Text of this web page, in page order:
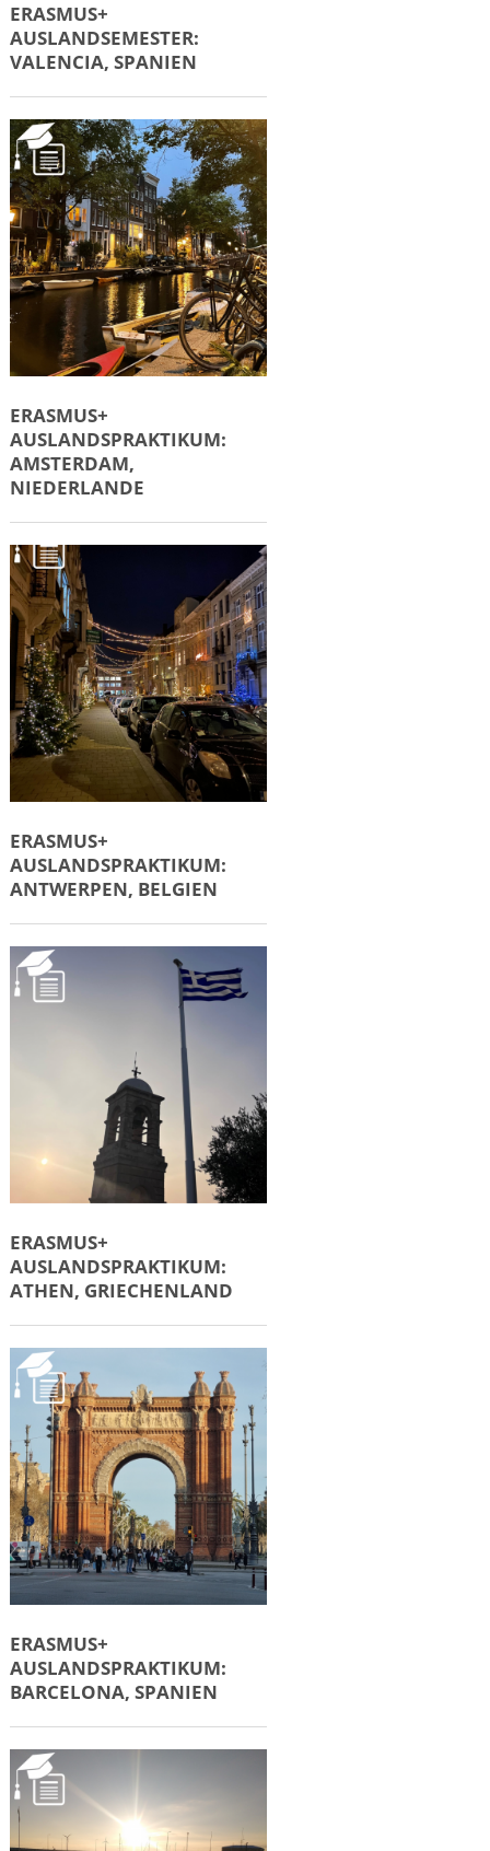
ERASMUS+
AUSLANDSEMESTER:
VALENCIA, SPANIEN
ERASMUS+
AUSLANDSPRAKTIKUM:
AMSTERDAM,
NIEDERLANDE
ERASMUS+
AUSLANDSPRAKTIKUM:
ANTWERPEN, BELGIEN
ERASMUS+
AUSLANDSPRAKTIKUM:
ATHEN, GRIECHENLAND
ERASMUS+
AUSLANDSPRAKTIKUM:
BARCELONA, SPANIEN